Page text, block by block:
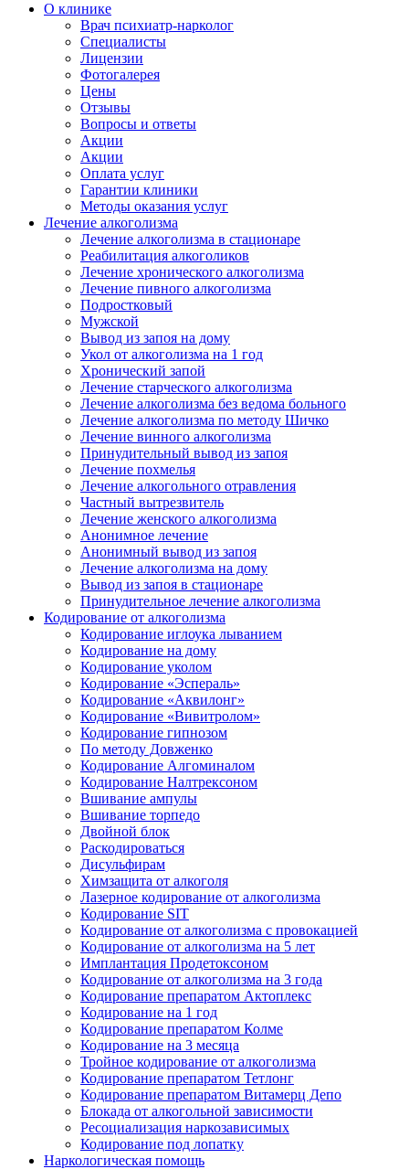
О клинике
Врач психиатр-нарколог
Специалисты
Лицензии
Фотогалерея
Цены
Отзывы
Вопросы и ответы
Акции
Акции
Оплата услуг
Гарантии клиники
Методы оказания услуг
Лечение алкоголизма
Лечение алкоголизма в стационаре
Реабилитация алкоголиков
Лечение хронического алкоголизма
Лечение пивного алкоголизма
Подростковый
Мужской
Вывод из запоя на дому
Укол от алкоголизма на 1 год
Хронический запой
Лечение старческого алкоголизма
Лечение алкоголизма без ведома больного
Лечение алкоголизма по методу Шичко
Лечение винного алкоголизма
Принудительный вывод из запоя
Лечение похмелья
Лечение алкогольного отравления
Частный вытрезвитель
Лечение женского алкоголизма
Анонимное лечение
Анонимный вывод из запоя
Лечение алкоголизма на дому
Вывод из запоя в стационаре
Принудительное лечение алкоголизма
Кодирование от алкоголизма
Кодирование иглоука лыванием
Кодирование на дому
Кодирование уколом
Кодирование «Эспераль»
Кодирование «Аквилонг»
Кодирование «Вивитролом»
Кодирование гипнозом
По методу Довженко
Кодирование Алгоминалом
Кодирование Налтрексоном
Вшивание ампулы
Вшивание торпедо
Двойной блок
Раскодироваться
Дисульфирам
Химзащита от алкоголя
Лазерное кодирование от алкоголизма
Кодирование SIT
Кодирование от алкоголизма с провокацией
Кодирование от алкоголизма на 5 лет
Имплантация Продетоксоном
Кодирование от алкоголизма на 3 года
Кодирование препаратом Актоплекс
Кодирование на 1 год
Кодирование препаратом Колме
Кодирование на 3 месяца
Тройное кодирование от алкоголизма
Кодирование препаратом Тетлонг
Кодирование препаратом Витамерц Депо
Блокада от алкогольной зависимости
Ресоциализация наркозависимых
Кодирование под лопатку
Наркологическая помощь